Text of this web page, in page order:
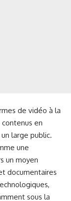
de vidéo à la
en
large public.
une
un moyen
documentaires
sous la